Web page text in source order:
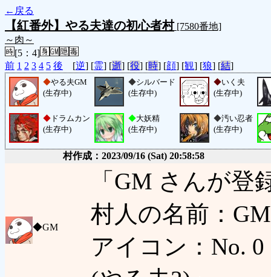
←戻る
【紅番外】やる夫達の初心者村[7580番地]
～肉～
[5：4]
前 1 2 3 4 5 後 [逆] [霊] [逝] [役] [時] [顔] [観] [狼] [結]
◆やる夫GM
(生存中)
◆シルバード
(生存中)
◆いく夫
(生存中)
◆ ドラムカン
(生存中)
◆大妖精
(生存中)
◆汚い忍者
(生存中)
村作成：2023/09/16 (Sat) 20:58:58
◆GM
「GM さんが
村人の名前：
アイコン：No.